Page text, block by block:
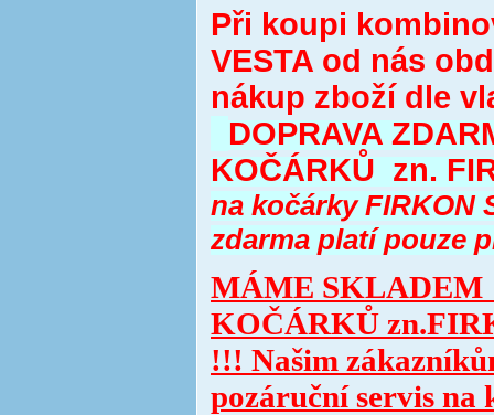
Při koupi
VESTA od nás
nákup zboží dle
DOPRAVA
KOČÁRKŮ zn.
na kočárky FIRKON
zdarma platí pouze
MÁME SKLADEM
KOČÁRKŮ
!!! Našim
pozáruční servis na